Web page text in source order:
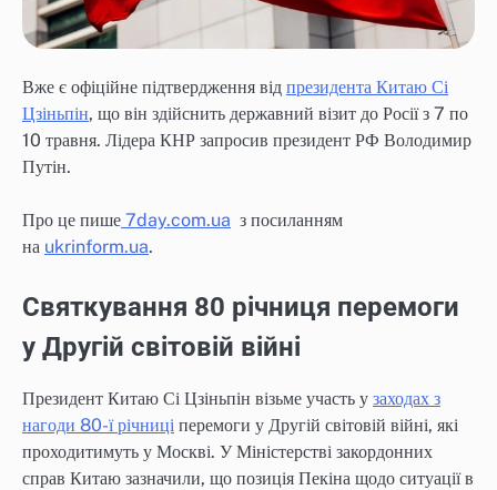
Вже є офіційне підтвердження від президента Китаю Сі
Цзіньпін, що він здійснить державний візит до Росії з 7 по
10 травня. Лідера КНР запросив президент РФ Володимир
Путін.
Про це пише 7day.com.ua з посиланням
на ukrinform.ua.
Святкування 80 річниця перемоги
у Другій світовій війні
Президент Китаю Сі Цзіньпін візьме участь у заходах з
нагоди 80-ї річниці перемоги у Другій світовій війні, які
проходитимуть у Москві. У Міністерстві закордонних
справ Китаю зазначили, що позиція Пекіна щодо ситуації в